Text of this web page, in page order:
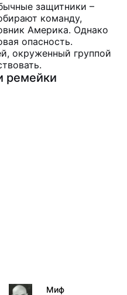
защитники –
команду,
Америка. Однако
опасность.
окруженный группой
ремейки
Миф